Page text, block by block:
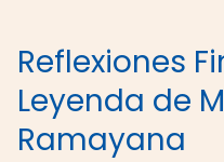
Reflexiones
Leyenda de
Ramayana